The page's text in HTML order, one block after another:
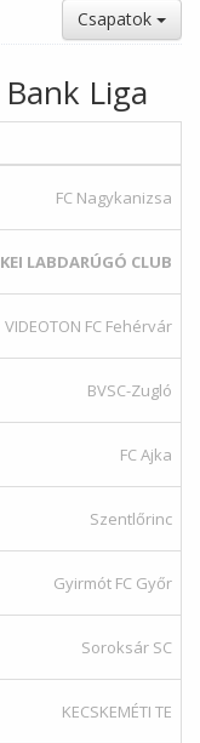
Csapatok
Liga
FC Nagykanizsa
LABDARÚGÓ CLUB
VIDEOTON FC Fehérvár
BVSC-Zugló
FC Ajka
Szentlőrinc
Gyirmót FC Győr
Soroksár SC
KECSKEMÉTI TE